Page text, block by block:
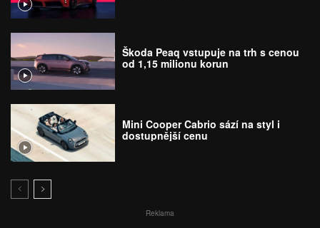
Škoda Peaq vstupuje na trh s cenou
od 1,15 milionu korun
Mini Cooper Cabrio sází na styl i
dostupnější cenu
Reklama